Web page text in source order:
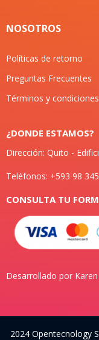
NOSOTROS
Políticas de retorno
Preguntas Frecuentes
Términos y condiciones
¿DONDE ESTAMOS?
Dirección: Quito -
Teléfonos: +593 98
CONSULTA TU
Desarrollado por Karen
2024 Opentecnology